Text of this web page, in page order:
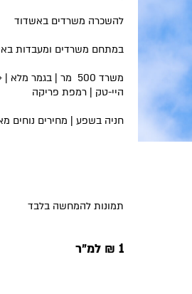
להשכרה משרדים באשדוד
במתחם משרדים ומעבדות
משרד 500 מר |
היי-טק | רמפת פריקה
חניה בשפע | מחירים נוחים
תמונות להמחשה בלבד
1 ₪ למ״ר